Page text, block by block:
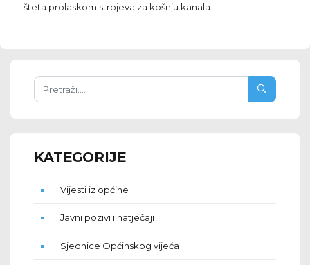
šteta prolaskom strojeva za košnju kanala.
KATEGORIJE
Vijesti iz općine
Javni pozivi i natječaji
Sjednice Općinskog vijeća